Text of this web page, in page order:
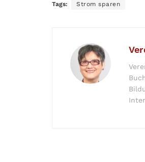
Tags: Strom sparen